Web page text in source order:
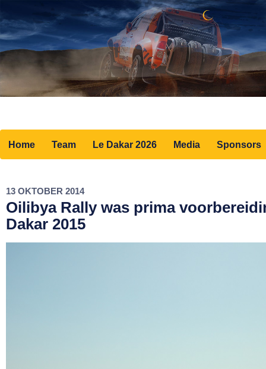
Home Team Le Dakar 2026 Media Sponsors
13 OKTOBER 2014
Oilibya Rally was prima
Dakar 2015